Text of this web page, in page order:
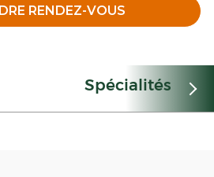
RENDEZ-VOUS
Spécialités